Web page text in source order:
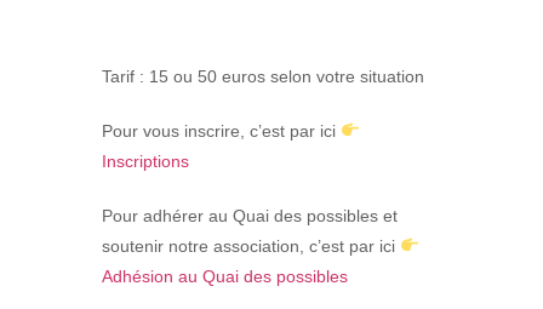
Tarif : 15 ou 50 euros selon votre situation
Pour vous inscrire, c’est par ici
Inscriptions
Pour adhérer au Quai des possibles et
soutenir notre association, c’est par ici
Adhésion au Quai des possibles